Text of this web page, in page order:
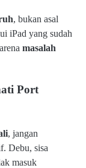
, bukan asal
iPad yang sudah
masalah
Port
, jangan
Debu, sisa
masuk